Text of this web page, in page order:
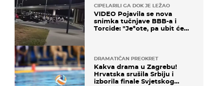
CIPELARILI GA DOK JE LEŽAO
VIDEO Pojavila se nova
snimka tučnjave BBB-a i
Torcide: "Je*ote, pa ubit će
DRAMATIČAN PREOKRET
Kakva drama u Zagrebu!
Hrvatska srušila Srbiju i
izborila finale Svjetskog